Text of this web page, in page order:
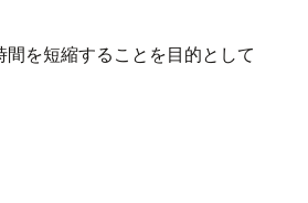
間 を短縮することを目的として